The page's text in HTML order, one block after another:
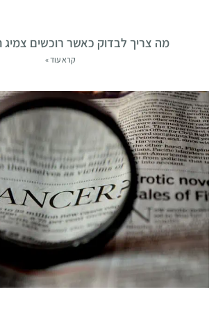
מה צריך לבדוק כאשר רוכשים
קרא עוד »